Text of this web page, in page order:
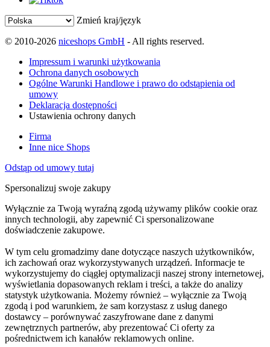
Zmień kraj/język
© 2010-2026 niceshops GmbH - All rights reserved.
Impressum i warunki użytkowania
Ochrona danych osobowych
Ogólne Warunki Handlowe i prawo do odstąpienia od
umowy
Deklaracja dostępności
Ustawienia ochrony danych
Firma
Inne nice Shops
Odstąp od umowy tutaj
Spersonalizuj swoje zakupy
Wyłącznie za Twoją wyraźną zgodą używamy plików cookie oraz
innych technologii, aby zapewnić Ci spersonalizowane
doświadczenie zakupowe.
W tym celu gromadzimy dane dotyczące naszych użytkowników,
ich zachowań oraz wykorzystywanych urządzeń. Informacje te
wykorzystujemy do ciągłej optymalizacji naszej strony internetowej,
wyświetlania dopasowanych reklam i treści, a także do analizy
statystyk użytkowania. Możemy również – wyłącznie za Twoją
zgodą i pod warunkiem, że sam korzystasz z usług danego
dostawcy – porównywać zaszyfrowane dane z danymi
zewnętrznych partnerów, aby prezentować Ci oferty za
pośrednictwem ich kanałów reklamowych online.